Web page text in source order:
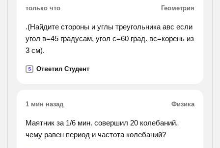
только что Геометрия
.(Найдите стороны и углы треугольника авс если
угол в=45 градусам, угол с=60 град. вс=корень из
3 см).
S Ответил Студент
1 мин назад Физика
Маятник за 1/6 мин. совершил 20 колебаний.
чему равен период и частота колебаний?